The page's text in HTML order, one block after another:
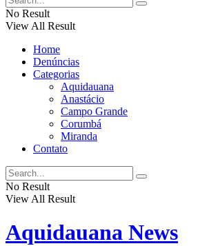
No Result
View All Result
Home
Denúncias
Categorias
Aquidauana
Anastácio
Campo Grande
Corumbá
Miranda
Contato
No Result
View All Result
Aquidauana News